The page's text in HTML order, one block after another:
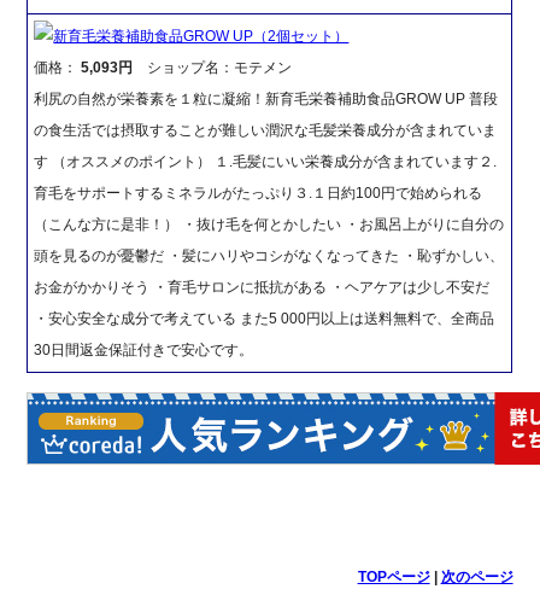
新育毛栄養補助食品GROW UP（2個セット）
価格：5,093円
ショップ名：モテメン
利尻の自然が栄養素を１粒に凝縮！新育毛栄養補助食品GROW UP 普段
の食生活では摂取することが難しい潤沢な毛髪栄養成分が含まれていま
す （オススメのポイント） １.毛髪にいい栄養成分が含まれています２.
育毛をサポートするミネラルがたっぷり３.１日約100円で始められる
（こんな方に是非！） ・抜け毛を何とかしたい ・お風呂上がりに自分の
頭を見るのが憂鬱だ ・髪にハリやコシがなくなってきた ・恥ずかしい、
お金がかかりそう ・育毛サロンに抵抗がある ・ヘアケアは少し不安だ
・安心安全な成分で考えている また5 000円以上は送料無料で、全商品
30日間返金保証付きで安心です。
TOPページ| 次のページ